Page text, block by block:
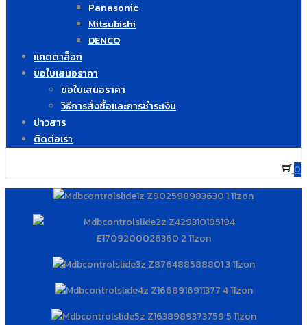
Panasonic
Mitsubishi
DENCO
แคตตาล็อก
ขอใบเสนอราคา
ขอใบเสนอราคา
วิธีการสั่งซื้อและการชำระเงิน
ข่าวสาร
ติดต่อเรา
0